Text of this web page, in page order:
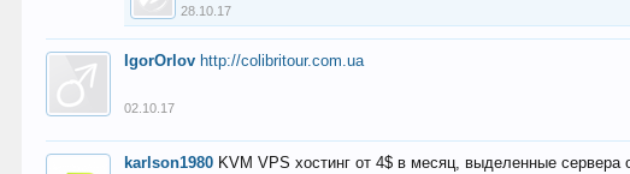
28.10.17
IgorOrlov http://colibritour.com.ua
02.10.17
karlson1980 KVM VPS хостинг от 4$ в месяц, выделенные сервера